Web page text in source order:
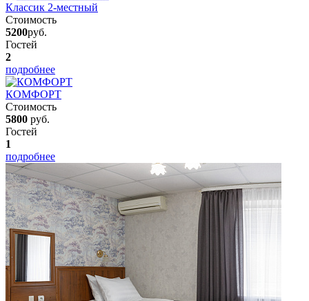
Классик 2-местный
Стоимость
5200руб.
Гостей
2
подробнее
КОМФОРТ
Стоимость
5800 руб.
Гостей
1
подробнее